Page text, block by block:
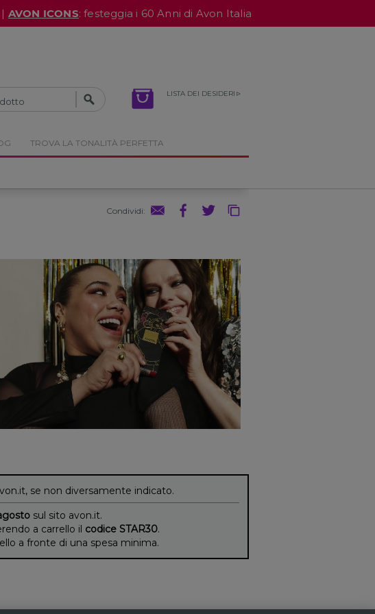
| AVON ICONS: festeggia i 60 Anni di Avon Italia
LISTA DEI DESIDERI
TROVA LA TONALITÀ PERFETTA
Condividi:
se non diversamente indicato.
sul sito avon.it.
a carrello il codice STAR30.
a fronte di una spesa minima.